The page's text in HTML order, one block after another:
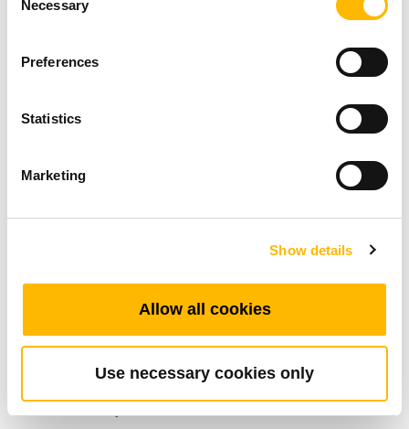
Selection
Necessary
Preferences
Statistics
Marketing
Show details
Allow all cookies
Use necessary cookies only
posición original. Con la fuerza de cada rotación
carrera del actuador eléctrico, el interruptor de
TiMOTION utiliza específicamente este tipo de
está programado para enviar una señal cuando
puede encontrar directamente en el tubo
exterior de algunos actuadores. De esta
manera, la longitud de la carrera se vuelve
fácilmente ajustable.